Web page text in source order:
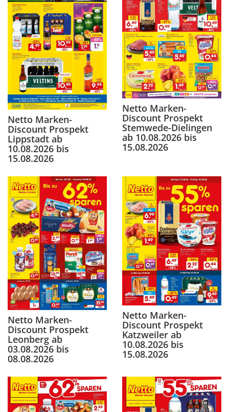
Netto Marken-
Discount Prospekt
Lippstadt ab
10.08.2026 bis
15.08.2026
Netto Marken-
Discount Prospekt
Stemwede-Dielingen
ab 10.08.2026 bis
15.08.2026
Netto Marken-
Discount Prospekt
Leonberg ab
03.08.2026 bis
08.08.2026
Netto Marken-
Discount Prospekt
Katzweiler ab
10.08.2026 bis
15.08.2026